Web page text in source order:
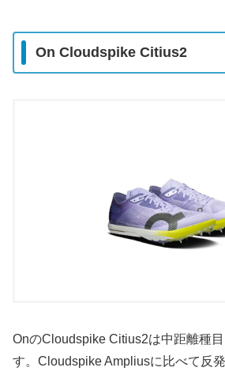
On Cloudspike Citius2
OnのCloudspike Citius2は中距離種
す。Cloudspike Ampliusに比べて反